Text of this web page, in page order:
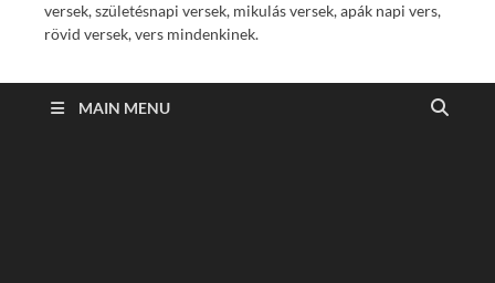
versek, születésnapi versek, mikulás versek, apák napi vers,
rövid versek, vers mindenkinek.
MAIN MENU